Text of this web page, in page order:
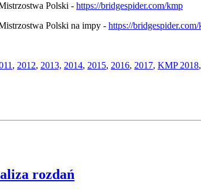
Polski - https://bridgespider.com/kmp
Polski na impy - https://
, 2012, 2013, 2014, 2015, 2016, 2017, KMP 2018,
rozdań